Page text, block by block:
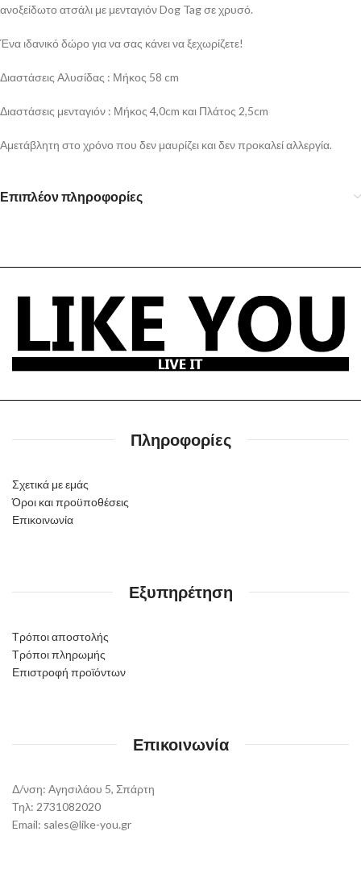
ανοξείδωτο ατσάλι με μενταγιόν Dog Tag σε χρυσό.
Ένα ιδανικό δώρο για να σας κάνει να ξεχωρίζετε!
Διαστάσεις Αλυσίδας : Μήκος 58 cm
Διαστάσεις μενταγιόν : Μήκος 4,0cm και Πλάτος 2,5cm
Αμετάβλητη στο χρόνο που δεν μαυρίζει και δεν προκαλεί αλλεργία.
Επιπλέον πληροφορίες
Πληροφορίες
Σχετικά με εμάς
Όροι και προϋποθέσεις
Επικοινωνία
Εξυπηρέτηση
Τρόποι αποστολής
Τρόποι πληρωμής
Επιστροφή προϊόντων
Επικοινωνία
Δ/νση: Αγησιλάου 5, Σπάρτη
Τηλ: 2731082020
Email: sales@like-you.gr